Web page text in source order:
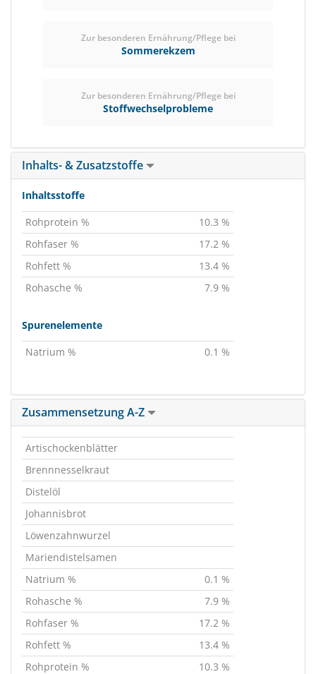
Zur besonderen Ernährung/Pflege bei
Sommerekzem
Zur besonderen Ernährung/Pflege bei
Stoffwechselprobleme
Inhalts- & Zusatzstoffe
Inhaltsstoffe
Rohprotein %
10.3 %
Rohfaser %
17.2 %
Rohfett %
13.4 %
Rohasche %
7.9 %
Spurenelemente
Natrium %
0.1 %
Zusammensetzung A-Z
Artischockenblätter
Brennnesselkraut
Distelöl
Johannisbrot
Löwenzahnwurzel
Mariendistelsamen
Natrium %
0.1 %
Rohasche %
7.9 %
Rohfaser %
17.2 %
Rohfett %
13.4 %
Rohprotein %
10.3 %